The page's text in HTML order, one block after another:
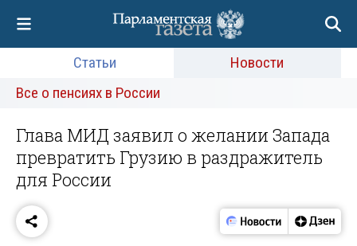
Статьи
Новости
Все о пенсиях в России
Глава МИД заявил о желании Запада
превратить Грузию в раздражитель
для России